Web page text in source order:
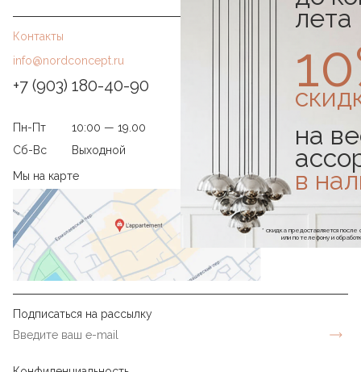
лета
на
в
* скидка предоставляется
или по телефону и
Контакты
info@nordconcept.ru
+7 (903) 180-40-90
Пн-Пт
10:00 — 19.00
Сб-Вс
Выходной
Мы на карте
Подписаться на рассылку